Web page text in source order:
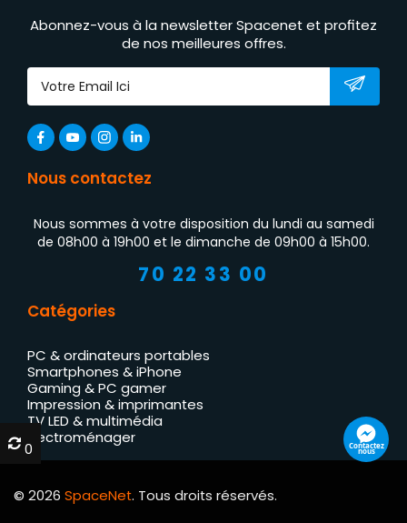
Abonnez-vous à la newsletter Spacenet et profitez
de nos meilleures offres.
Nous contactez
Nous sommes à votre disposition du lundi au samedi
de 08h00 à 19h00 et le dimanche de 09h00 à 15h00.
70 22 33 00
Catégories
PC & ordinateurs portables
Smartphones & iPhone
Gaming & PC gamer
Impression & imprimantes
TV LED & multimédia
Électroménager
© 2026 SpaceNet. Tous droits réservés.
Contactez
nous
0
0